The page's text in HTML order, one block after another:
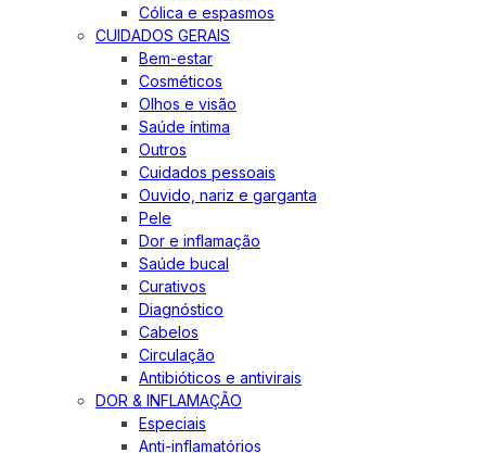
Cólica e espasmos
CUIDADOS GERAIS
Bem-estar
Cosméticos
Olhos e visão
Saúde íntima
Outros
Cuidados pessoais
Ouvido, nariz e garganta
Pele
Dor e inflamação
Saúde bucal
Curativos
Diagnóstico
Cabelos
Circulação
Antibióticos e antivirais
DOR & INFLAMAÇÃO
Especiais
Anti-inflamatórios